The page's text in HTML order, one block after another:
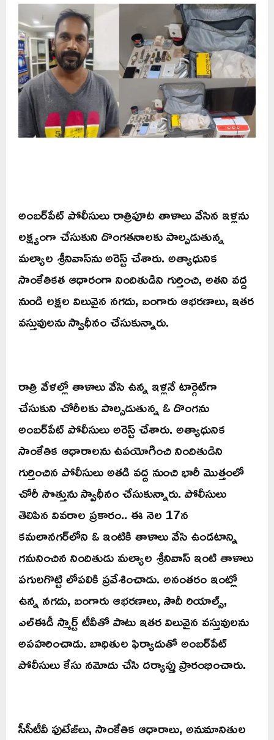
అంబర్‌పేట్ పోలీసులు రాత్రిపూట తాళాలు వేసిన ఇళ్లను
లక్ష్యంగా చేసుకుని దొంగతనాలకు పాల్పడుతున్న
మల్యాల శ్రీనివాస్‌ను అరెస్ట్ చేశారు. అత్యాధునిక
సాంకేతికత ఆధారంగా నిందితుడిని గుర్తించి, అతని వద్ద
నుండి లక్షల విలువైన నగదు, బంగారు ఆభరణాలు, ఇతర
వస్తువులను స్వాధీనం చేసుకున్నారు.
రాత్రి వేళల్లో తాళాలు వేసి ఉన్న ఇళ్లనే టార్గెట్‌గా
చేసుకుని చోరీలకు పాల్పడుతున్న ఓ దొంగను
అంబర్‌పేట్ పోలీసులు అరెస్ట్ చేశారు. అత్యాధునిక
సాంకేతిక ఆధారాలను ఉపయోగించి నిందితుడిని
గుర్తించిన పోలీసులు అతడి వద్ద నుంచి భారీ మొత్తంలో
చోరీ సొత్తును స్వాధీనం చేసుకున్నారు. పోలీసులు
తెలిపిన వివరాల ప్రకారం.. ఈ నెల 17న
కమలానగర్‌లోని ఓ ఇంటికి తాళాలు వేసి ఉండటాన్ని
గమనించిన నిందితుడు మల్యాల శ్రీనివాస్ ఇంటి తాళాలు
పగులగొట్టి లోపలికి ప్రవేశించాడు. అనంతరం ఇంట్లో
ఉన్న నగదు, బంగారు ఆభరణాలు, సౌదీ రియాల్స్,
ఎల్ఈడీ స్మార్ట్ టీవీతో పాటు ఇతర విలువైన వస్తువులను
అపహరించాడు. బాధితుల ఫిర్యాదుతో అంబర్‌పేట్
పోలీసులు కేసు నమోదు చేసి దర్యాప్తు ప్రారంభించారు.
సీసీటీవీ ఫుటేజ్‌లు, సాంకేతిక ఆధారాలు, అనుమానితుల